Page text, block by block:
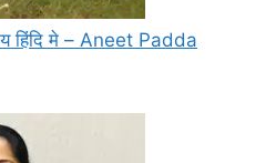
हिंदि मे – Aneet Padda